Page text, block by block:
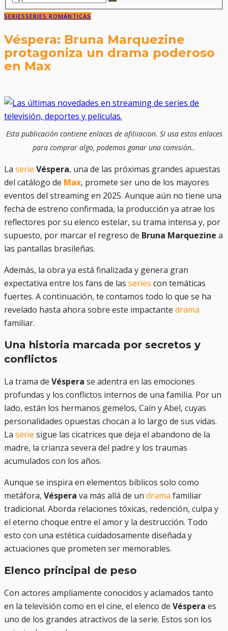
SERIESSERIES ROMÁNTICAS
Véspera: Bruna Marquezine
protagoniza un drama poderoso
en Max
Esta publicación contiene enlaces de afiliiacion. Si usa estos enlaces
para comprar algo, podemos ganar una comisión..
La serie Véspera, una de las próximas grandes apuestas
del catálogo de Max, promete ser uno de los mayores
eventos del streaming en 2025. Aunque aún no tiene una
fecha de estreno confirmada, la producción ya atrae los
reflectores por su elenco estelar, su trama intensa y, por
supuesto, por marcar el regreso de Bruna Marquezine a
las pantallas brasileñas.
Además, la obra ya está finalizada y genera gran
expectativa entre los fans de las series con temáticas
fuertes. A continuación, te contamos todo lo que se ha
revelado hasta ahora sobre este impactante drama
familiar.
Una historia marcada por secretos y
conflictos
La trama de Véspera se adentra en las emociones
profundas y los conflictos internos de una familia. Por un
lado, están los hermanos gemelos, Caín y Abel, cuyas
personalidades opuestas chocan a lo largo de sus vidas.
La serie sigue las cicatrices que deja el abandono de la
madre, la crianza severa del padre y los traumas
acumulados con los años.
Aunque se inspira en elementos bíblicos solo como
metáfora, Véspera va más allá de un drama familiar
tradicional. Aborda relaciones tóxicas, redención, culpa y
el eterno choque entre el amor y la destrucción. Todo
esto con una estética cuidadosamente diseñada y
actuaciones que prometen ser memorables.
Elenco principal de peso
Con actores ampliamente conocidos y aclamados tanto
en la televisión como en el cine, el elenco de Véspera es
uno de los grandes atractivos de la serie. Estos son los